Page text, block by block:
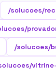
/solucoes/
/solucoes/